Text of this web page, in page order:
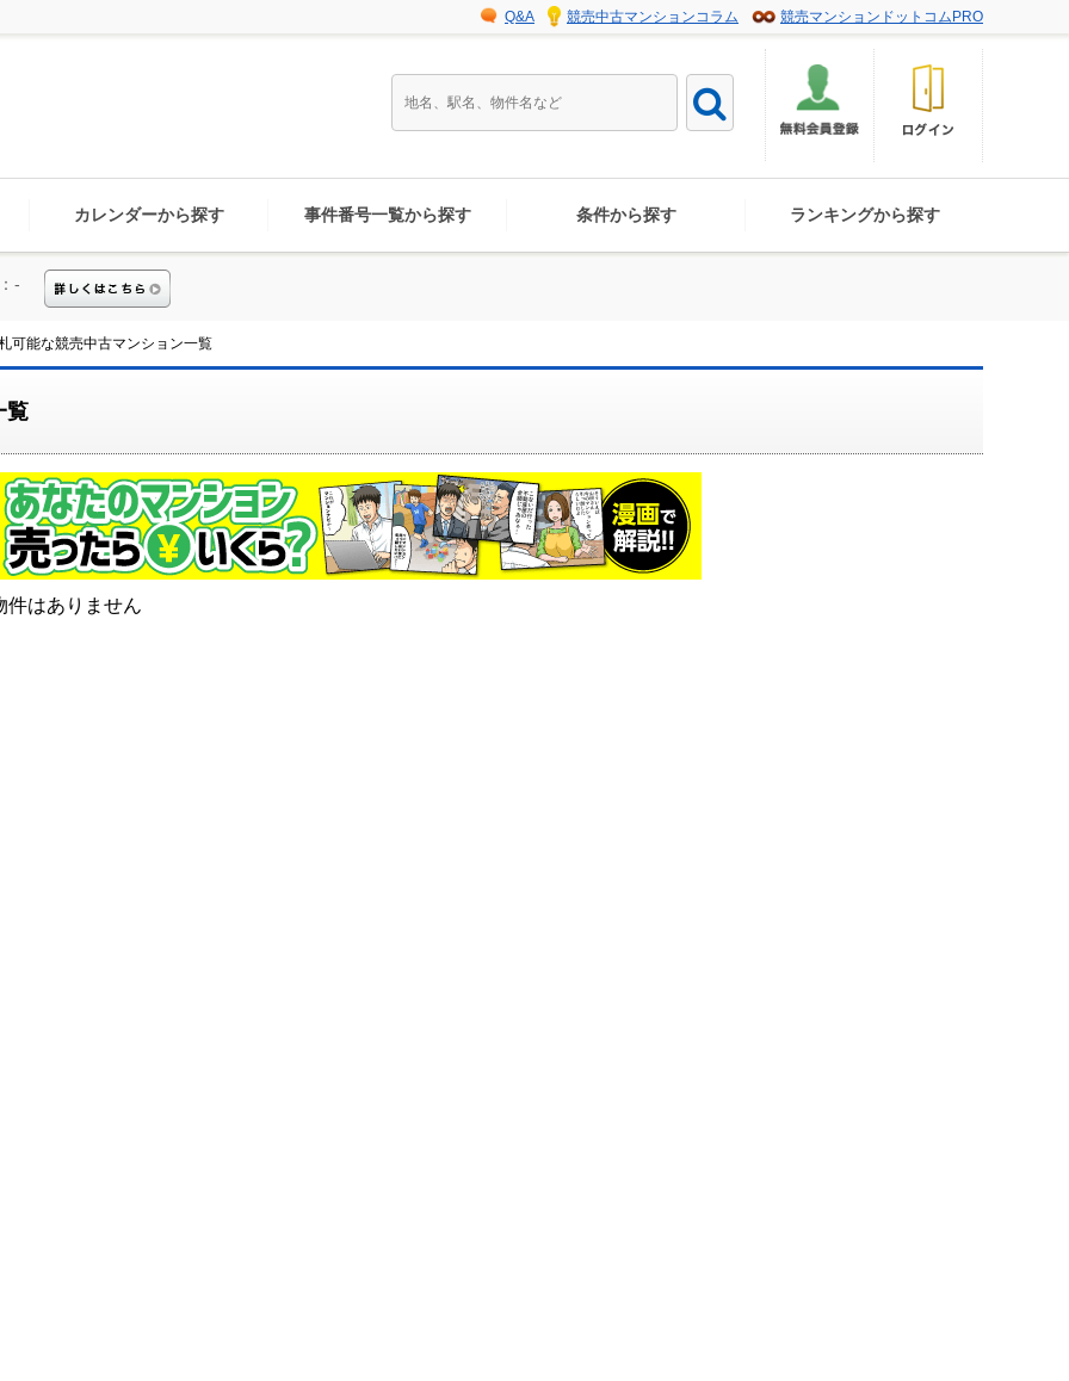
競売マンションドットコムPRO
競売中古マンションコラム
Q&A
カレンダーから探す 事件番号一覧から探す 条件から探す ランキングから探す
-
可能な競売中古マンション一覧
覧
件はありません